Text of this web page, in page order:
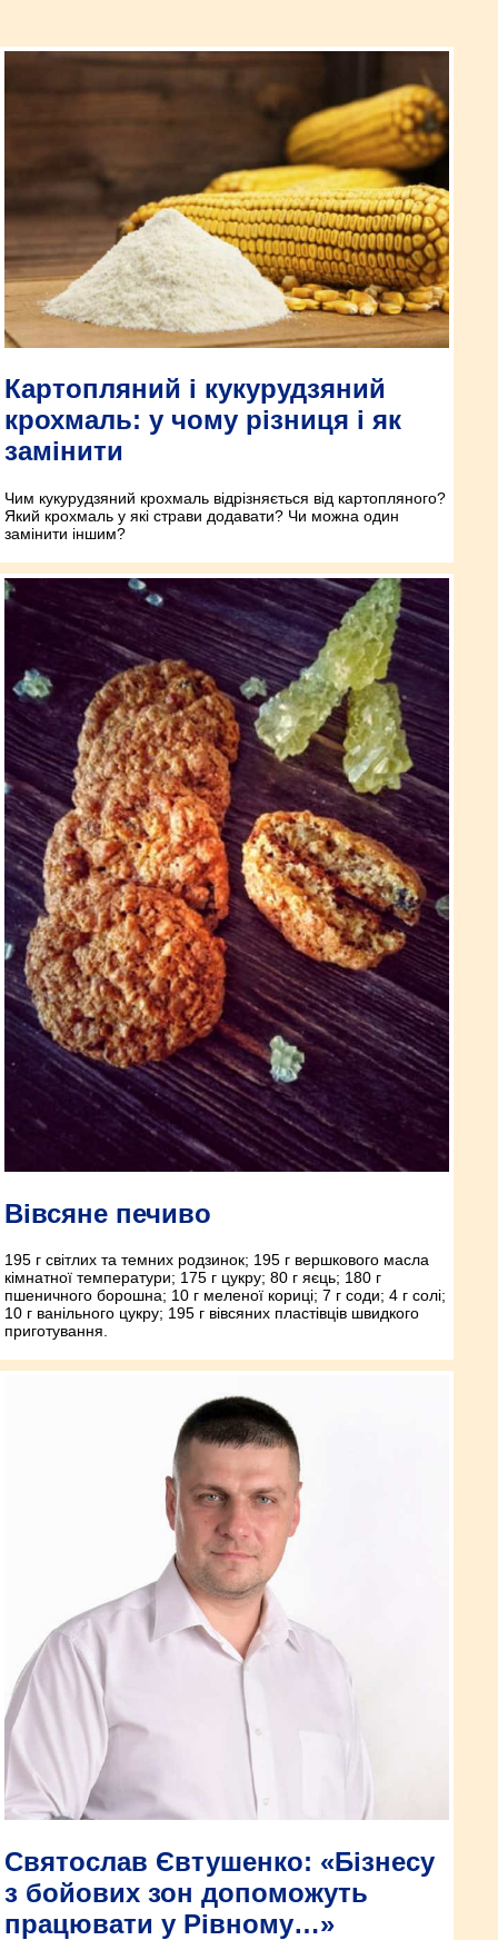
Картопляний і кукурудзяний
крохмаль: у чому різниця і як
замінити
Чим кукурудзяний крохмаль відрізняється від картопляного?
Який крохмаль у які страви додавати? Чи можна один
замінити іншим?
Вівсяне печиво
195 г світлих та темних родзинок; 195 г вершкового масла
кімнатної температури; 175 г цукру; 80 г яєць; 180 г
пшеничного борошна; 10 г меленої кориці; 7 г соди; 4 г солі;
10 г ванільного цукру; 195 г вівсяних пластівців швидкого
приготування.
Святослав Євтушенко: «Бізнесу
з бойових зон допоможуть
працювати у Рівному…»